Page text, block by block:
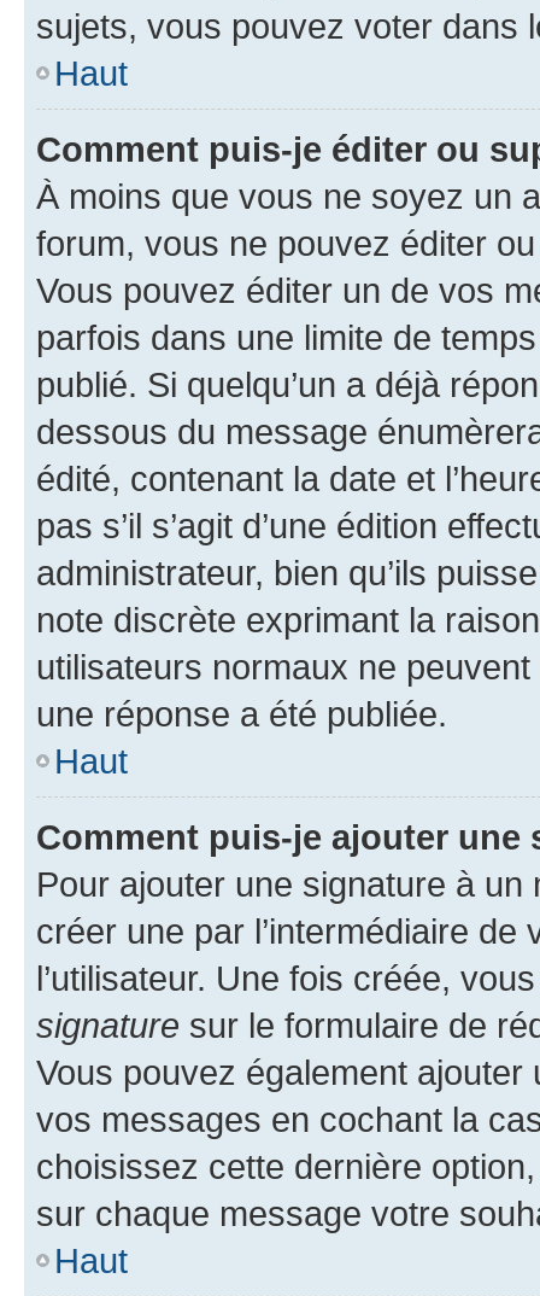
sujets, vous pouvez voter dans
Haut
Comment puis-je éditer ou
À moins que vous ne soyez un
forum, vous ne pouvez éditer
Vous pouvez éditer un de vos
parfois dans une limite de
publié. Si quelqu’un a déjà
dessous du message
édité, contenant la date et
pas s’il s’agit d’une édition
administrateur, bien qu’ils
note discrète exprimant la
utilisateurs normaux ne
une réponse a été publiée.
Haut
Comment puis-je ajouter une
Pour ajouter une signature à un
créer une par l’intermédiaire
l’utilisateur. Une fois créée,
signature sur le formulaire de
Vous pouvez également
vos messages en cochant la
choisissez cette dernière
sur chaque message votre
Haut